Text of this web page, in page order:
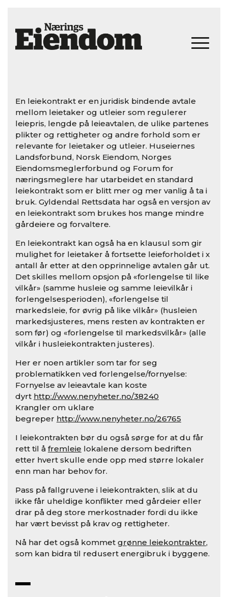
En leiekontrakt er en juridisk bindende avtale
mellom leietaker og utleier som regulerer
leiepris, lengde på leieavtalen, de ulike partenes
plikter og rettigheter og andre forhold som er
relevante for leietaker og utleier. Huseiernes
Landsforbund, Norsk Eiendom, Norges
Eiendomsmeglerforbund og Forum for
næringsmeglere har utarbeidet en standard
leiekontrakt som er blitt mer og mer vanlig å ta i
bruk. Gyldendal Rettsdata har også en versjon av
en leiekontrakt som brukes hos mange mindre
gårdeiere og forvaltere.
En leiekontrakt kan også ha en klausul som gir
mulighet for leietaker å fortsette leieforholdet i x
antall år etter at den opprinnelige avtalen går ut.
Det skilles mellom opsjon på «forlengelse til like
vilkår» (samme husleie og samme leievilkår i
forlengelsesperioden), «forlengelse til
markedsleie, for øvrig på like vilkår» (husleien
markedsjusteres, mens resten av kontrakten er
som før) og «forlengelse til markedsvilkår» (alle
vilkår i husleiekontrakten justeres).
Her er noen artikler som tar for seg
problematikken ved forlengelse/fornyelse:
Fornyelse av leieavtale kan koste
dyrt http://www.nenyheter.no/38240
Krangler om uklare
begreper http://www.nenyheter.no/26765
I leiekontrakten bør du også sørge for at du får
rett til å fremleie lokalene dersom bedriften
etter hvert skulle ende opp med større lokaler
enn man har behov for.
Pass på fallgruvene i leiekontrakten, slik at du
ikke får uheldige konflikter med gårdeier eller
drar på deg store merkostnader fordi du ikke
har vært bevisst på krav og rettigheter.
Nå har det også kommet grønne leiekontrakter,
som kan bidra til redusert energibruk i byggene.